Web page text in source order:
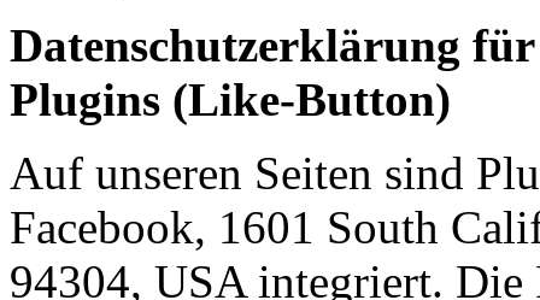
Datenschutzerklärung
Plugins (Like-Button)
Auf unseren Seiten sind
Facebook, 1601 South
94304, USA integriert. Die